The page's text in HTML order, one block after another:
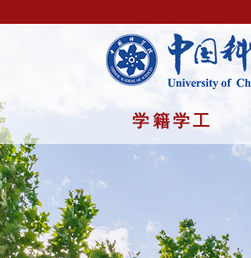
学籍学工